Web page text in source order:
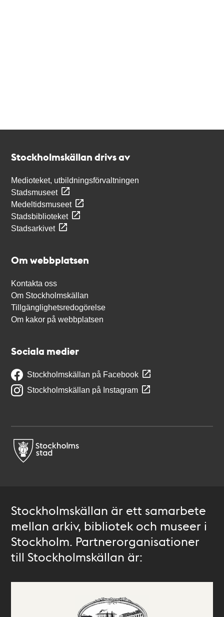
Stockholmskällan drivs av
Medioteket, utbildningsförvaltningen
Stadsmuseet
Medeltidsmuseet
Stadsbiblioteket
Stadsarkivet
Om webbplatsen
Kontakta oss
Om Stockholmskällan
Tillgänglighetsredogörelse
Om kakor på webbplatsen
Sociala medier
Stockholmskällan på Facebook
Stockholmskällan på Instagram
Stockholmskällan är ett samarbete
mellan arkiv, bibliotek och museer i
Stockholm. Partnerorganisationer
till Stockholmskällan är: